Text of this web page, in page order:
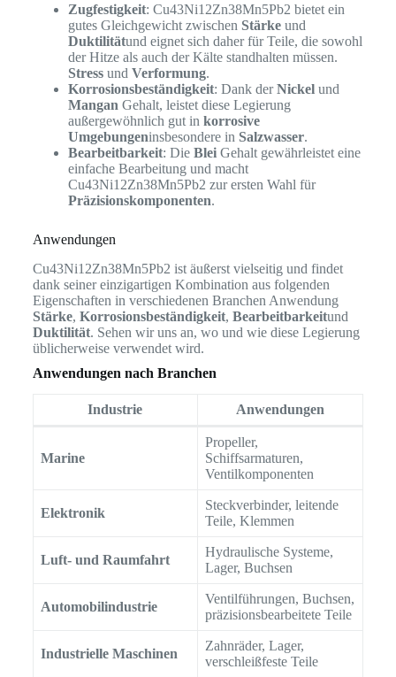
Zugfestigkeit: Cu43Ni12Zn38Mn5Pb2 bietet ein
gutes Gleichgewicht zwischen Stärkeund
Duktilitätund eignet sich daher für Teile, die sowohl
der Hitze als auch der Kälte standhalten müssen.
Stressund Verformung.
Korrosionsbeständigkeit: Dank derNickelund
Mangan Gehalt, leistet diese Legierung
außergewöhnlich gut in korrosive
Umgebungeninsbesondere in Salzwasser.
Bearbeitbarkeit: Die BleiGehalt gewährleistet eine
einfache Bearbeitung und macht
Cu43Ni12Zn38Mn5Pb2 zur ersten Wahl für
Präzisionskomponenten.
Anwendungen
Cu43Ni12Zn38Mn5Pb2 ist äußerst vielseitig und findet
dank seiner einzigartigen Kombination aus folgenden
Eigenschaften in verschiedenen Branchen Anwendung
Stärke, Korrosionsbeständigkeit, Bearbeitbarkeitund
Duktilität. Sehen wir uns an, wo und wie diese Legierung
üblicherweise verwendet wird.
Anwendungen nach Branchen
Industrie Anwendungen
Marine
Propeller,
Schiffsarmaturen,
Ventilkomponenten
Elektronik
Steckverbinder, leitende
Teile, Klemmen
Luft- und Raumfahrt
Hydraulische Systeme,
Lager, Buchsen
Automobilindustrie
Ventilführungen, Buchsen,
präzisionsbearbeitete Teile
Industrielle Maschinen
Zahnräder, Lager,
verschleißfeste Teile